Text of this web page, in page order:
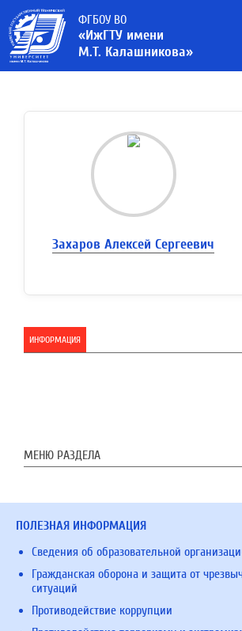
ФГБОУ ВО
«ИжГТУ имени
М.Т. Калашникова»
Захаров Алексей Сергеевич
ИНФОРМАЦИЯ
МЕНЮ РАЗДЕЛА
ПОЛЕЗНАЯ ИНФОРМАЦИЯ
Сведения об образовательной
Гражданская оборона и защита от
ситуаций
Противодействие коррупции